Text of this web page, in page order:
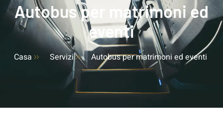
Autobus per matrimoni ed
eventi
Casa Servizi Autobus per matrimoni ed eventi